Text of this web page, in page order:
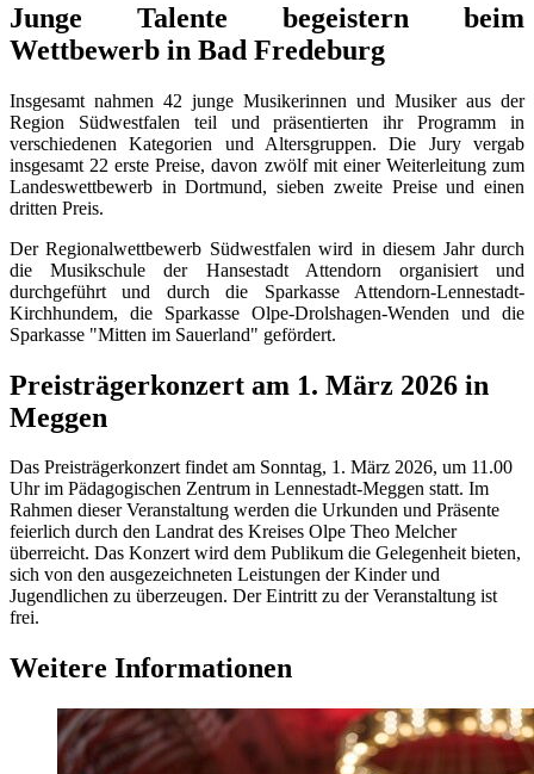
Junge Talente begeistern beim
Wettbewerb in Bad Fredeburg
Insgesamt nahmen 42 junge Musikerinnen und Musiker aus der
Region Südwestfalen teil und präsentierten ihr Programm in
verschiedenen Kategorien und Altersgruppen. Die Jury vergab
insgesamt 22 erste Preise, davon zwölf mit einer Weiterleitung zum
Landeswettbewerb in Dortmund, sieben zweite Preise und einen
dritten Preis.
Der Regionalwettbewerb Südwestfalen wird in diesem Jahr durch
die Musikschule der Hansestadt Attendorn organisiert und
durchgeführt und durch die Sparkasse Attendorn-Lennestadt-
Kirchhundem, die Sparkasse Olpe-Drolshagen-Wenden und die
Sparkasse "Mitten im Sauerland" gefördert.
Preisträgerkonzert am 1. März 2026 in
Meggen
Das Preisträgerkonzert findet am Sonntag, 1. März 2026, um 11.00
Uhr im Pädagogischen Zentrum in Lennestadt-Meggen statt. Im
Rahmen dieser Veranstaltung werden die Urkunden und Präsente
feierlich durch den Landrat des Kreises Olpe Theo Melcher
überreicht. Das Konzert wird dem Publikum die Gelegenheit bieten,
sich von den ausgezeichneten Leistungen der Kinder und
Jugendlichen zu überzeugen. Der Eintritt zu der Veranstaltung ist
frei.
Weitere Informationen